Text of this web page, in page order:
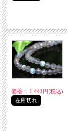
価格： 1,441円(税込)
在庫切れ